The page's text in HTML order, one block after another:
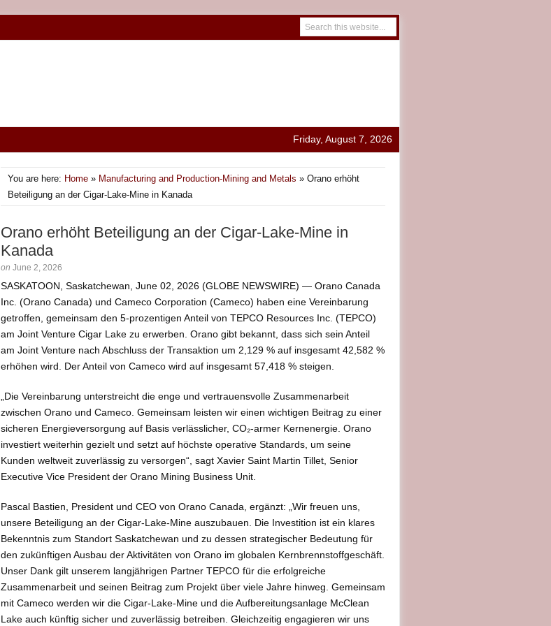
Friday, August 7, 2026
You are here: Home » Manufacturing and Production-Mining and Metals » Orano erhöht
Beteiligung an der Cigar-Lake-Mine in Kanada
Orano erhöht Beteiligung an der Cigar-Lake-Mine in
Kanada
on June 2, 2026
SASKATOON, Saskatchewan, June 02, 2026 (GLOBE NEWSWIRE) — Orano Canada
Inc. (Orano Canada) und Cameco Corporation (Cameco) haben eine Vereinbarung
getroffen, gemeinsam den 5-prozentigen Anteil von TEPCO Resources Inc. (TEPCO)
am Joint Venture Cigar Lake zu erwerben. Orano gibt bekannt, dass sich sein Anteil
am Joint Venture nach Abschluss der Transaktion um 2,129 % auf insgesamt 42,582 %
erhöhen wird. Der Anteil von Cameco wird auf insgesamt 57,418 % steigen.
„Die Vereinbarung unterstreicht die enge und vertrauensvolle Zusammenarbeit
zwischen Orano und Cameco. Gemeinsam leisten wir einen wichtigen Beitrag zu einer
sicheren Energieversorgung auf Basis verlässlicher, CO₂-armer Kernenergie. Orano
investiert weiterhin gezielt und setzt auf höchste operative Standards, um seine
Kunden weltweit zuverlässig zu versorgen“, sagt Xavier Saint Martin Tillet, Senior
Executive Vice President der Orano Mining Business Unit.
Pascal Bastien, President und CEO von Orano Canada, ergänzt: „Wir freuen uns,
unsere Beteiligung an der Cigar-Lake-Mine auszubauen. Die Investition ist ein klares
Bekenntnis zum Standort Saskatchewan und zu dessen strategischer Bedeutung für
den zukünftigen Ausbau der Aktivitäten von Orano im globalen Kernbrennstoffgeschäft.
Unser Dank gilt unserem langjährigen Partner TEPCO für die erfolgreiche
Zusammenarbeit und seinen Beitrag zum Projekt über viele Jahre hinweg. Gemeinsam
mit Cameco werden wir die Cigar-Lake-Mine und die Aufbereitungsanlage McClean
Lake auch künftig sicher und zuverlässig betreiben. Gleichzeitig engagieren wir uns